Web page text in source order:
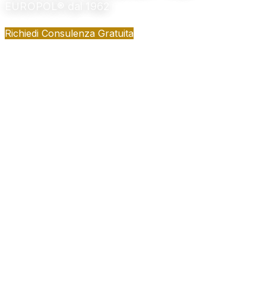
Richiedi Consulenza Gratuita